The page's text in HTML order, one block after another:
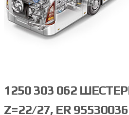
1250 303 062
Z=22/27, ER 95530036